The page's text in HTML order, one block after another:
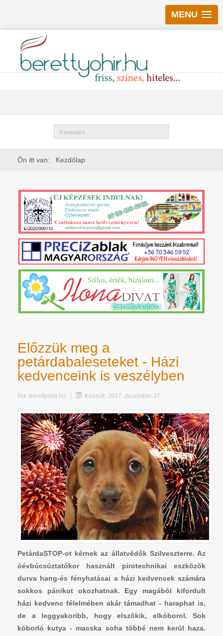
MENU
Keresés
Ön itt van: Kezdőlap
Előzzük meg a
petárdabaleseteket - Házi
kedvenceink is veszélyben
Írta: berettyohir.hu Készült: 2017. december 27.
PetárdaSTOP-ot kérnek az állatvédők Szilveszterre. Az
óévbúcsúztatókor használt pirotechnikai eszközök
durva hang-és fényhatásai a házi kedvencek számára
sokkos pánikot okozhatnak. Egy magából kifordult
házi kedvenc félelmében akár támadhat - haraphat is,
de a leggyakoribb, hogy elszökik, elkóborol. Sok
kóborló kutya - macska soha többé nem kerül haza.